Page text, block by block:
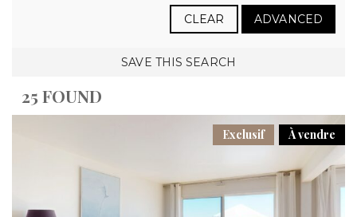
CLEAR ADVANCED
SAVE THIS SEARCH
25 FOUND
À vendre
Exclusif